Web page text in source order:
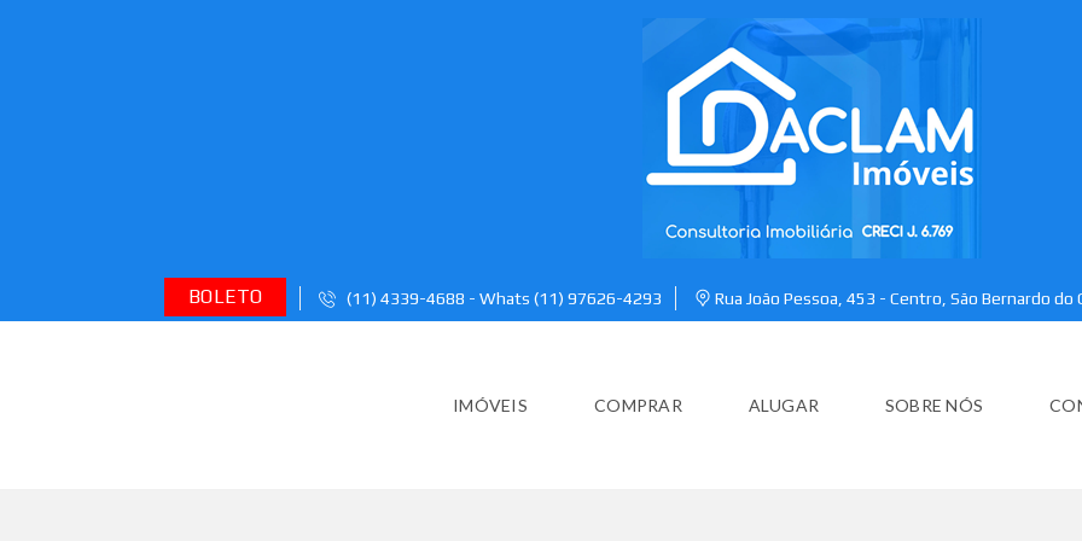
BOLETO (11) 4339-4688 - Whats (11) 97626-4293 Rua João Pessoa, 453 - Centro, São Bernardo do
IMÓVEIS COMPRAR ALUGAR SOBRE NÓS